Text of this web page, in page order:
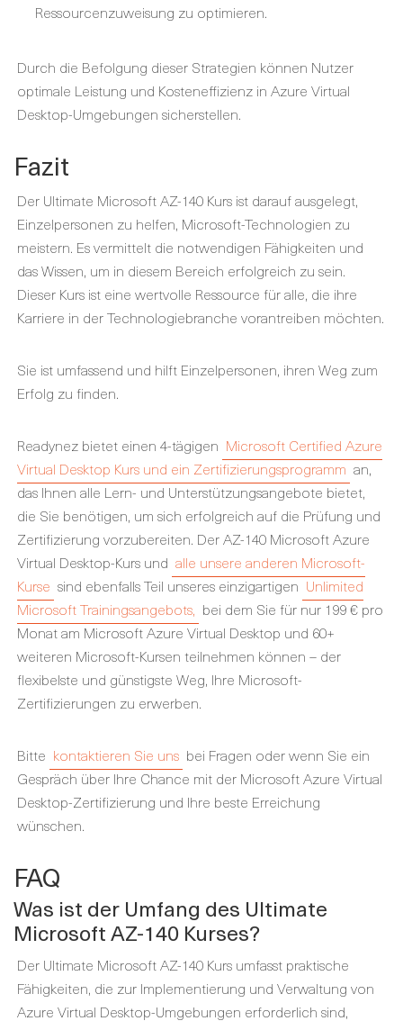
Ressourcenzuweisung zu optimieren.
Durch die Befolgung dieser Strategien können Nutzer
optimale Leistung und Kosteneffizienz in Azure Virtual
Desktop-Umgebungen sicherstellen.
Fazit
Der Ultimate Microsoft AZ-140 Kurs ist darauf ausgelegt,
Einzelpersonen zu helfen, Microsoft-Technologien zu
meistern. Es vermittelt die notwendigen Fähigkeiten und
das Wissen, um in diesem Bereich erfolgreich zu sein.
Dieser Kurs ist eine wertvolle Ressource für alle, die ihre
Karriere in der Technologiebranche vorantreiben möchten.
Sie ist umfassend und hilft Einzelpersonen, ihren Weg zum
Erfolg zu finden.
Readynez bietet einen 4-tägigen Microsoft Certified Azure
Virtual Desktop Kurs und ein Zertifizierungsprogramm an,
das Ihnen alle Lern- und Unterstützungsangebote bietet,
die Sie benötigen, um sich erfolgreich auf die Prüfung und
Zertifizierung vorzubereiten. Der AZ-140 Microsoft Azure
Virtual Desktop-Kurs und alle unsere anderen Microsoft-
Kurse sind ebenfalls Teil unseres einzigartigen Unlimited
Microsoft Trainingsangebots, bei dem Sie für nur 199 € pro
Monat am Microsoft Azure Virtual Desktop und 60+
weiteren Microsoft-Kursen teilnehmen können – der
flexibelste und günstigste Weg, Ihre Microsoft-
Zertifizierungen zu erwerben.
Bitte kontaktieren Sie uns bei Fragen oder wenn Sie ein
Gespräch über Ihre Chance mit der Microsoft Azure Virtual
Desktop-Zertifizierung und Ihre beste Erreichung
wünschen.
FAQ
Was ist der Umfang des Ultimate
Microsoft AZ-140 Kurses?
Der Ultimate Microsoft AZ-140 Kurs umfasst praktische
Fähigkeiten, die zur Implementierung und Verwaltung von
Azure Virtual Desktop-Umgebungen erforderlich sind,